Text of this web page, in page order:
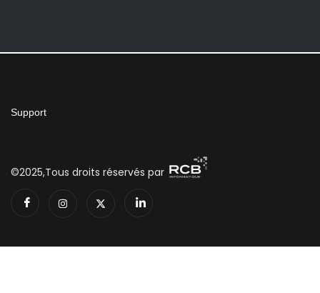
Support
©2025,Tous droits réservés par